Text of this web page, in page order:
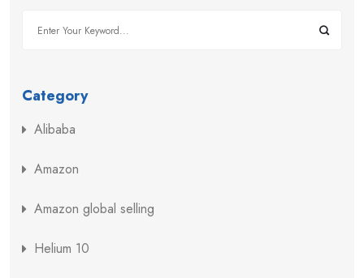
Category
Alibaba
Amazon
Amazon global selling
Helium 10